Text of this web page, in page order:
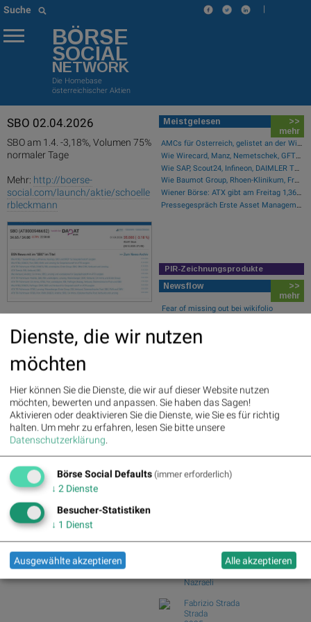
Suche |
BÖRSE
SOCIAL
NETWORK
Die Homebase
österreichischer Aktien
SBO 02.04.2026
SBO am 1.4. -3,18%, Volumen 75%
normaler Tage
Mehr: http://boerse-
social.com/launch/aktie/schoelle
rbleckmann
ThyssenKrupp, Lufthansa,
Vipshop, SBO und BASF für
Gesprächsstoff sorgten
voestalpine : 0.23%» Details
CA Immo : 0.21% » Details
Uniqa : 0.05%» Details
DO&CO : 0.00%» Details
Erste Group : -1.19%
Bawag : -1.34%» Details
Strabag : -1.56%
» Details
AT&S : -2.23%» Details
Österreichische Post : -4.48%
Details
Meistgelesen
>>
mehr
AMCs für Österreich, gelistet an der Wiener Börse
Wie Wirecard, Manz, Nemetschek, GFT Technologies, SAP und Rocket Internet für Gesprächsstoff sorgten
Wie SAP, Scout24, Infineon, DAIMLER TRUCK HLD..., Zalando und Allianz für Gesprächsstoff im DAX sorgten
Wie Baumot Group, Rhoen-Klinikum, Francotyp-Postalia, Tele Columbus, European Lithium und Lanxess für Gesprächsstoff sorgten
Wiener Börse: ATX gibt am Freitag 1,36 Prozent ab
Pressegespräch Erste Asset Management Osteuropa Aktien
PIR-Zeichnungsprodukte
Newsflow
>>
mehr
Fear of missing out bei wikifolio
wikifolio Champion per ..: Simon Weishar
Wiener Börse Party: ATX schwächer,
Bajaj Mobility...
Wie Baumot Group, Rhoen-Klinikum,
Francotyp-Posta...
John Gossage
There and Gone
Nazraeli
Fabrizio Strada
Strada
Dienste, die wir nutzen
möchten
Hier können Sie die Dienste, die wir auf dieser Website nutzen
möchten, bewerten und anpassen. Sie haben das Sagen!
Aktivieren oder deaktivieren Sie die Dienste, wie Sie es für richtig
halten. Um mehr zu erfahren, lesen Sie bitte unsere
Datenschutzerklärung.
Börse Social Defaults (immer erforderlich)
↓ 2 Dienste
Besucher-Statistiken
↓ 1 Dienst
Ausgewählte akzeptieren Alle akzeptieren